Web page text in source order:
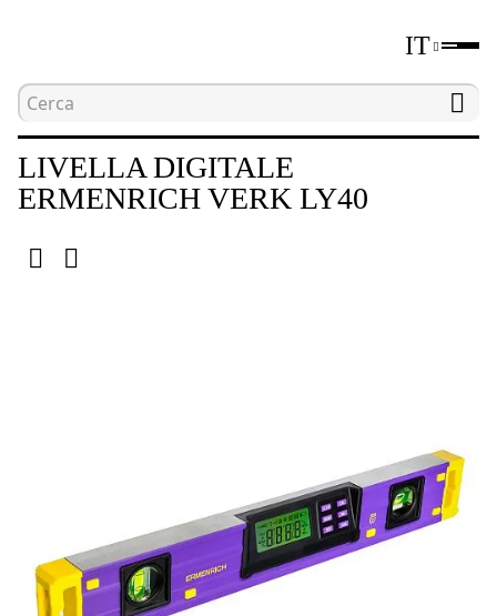
IT
Home Livelle e goniometri digitali
LIVELLA DIGITALE
ERMENRICH VERK LY40